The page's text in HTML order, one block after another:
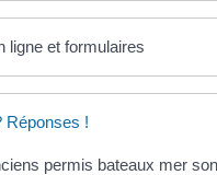
ligne et formulaires
Réponses !
permis bateaux mer